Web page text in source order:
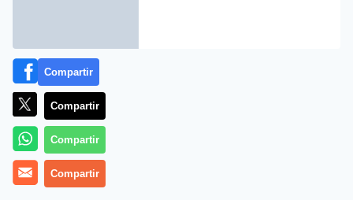
‘Gran Hermano 17’ ha mejorado. Aún no podemos
Compartir
Compartir
Compartir
Compartir